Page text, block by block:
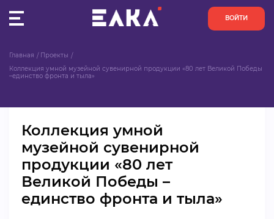
ВОЙТИ
ПУЛЬС
ОРГАНИЗАЦИИ
АКТИВИСТЫ
ПРОЕКТЫ
Главная
Проекты
Коллекция умной музейной сувенирной продукции «80 лет Великой Победы
–единство фронта и тыла»
Коллекция умной
музейной сувенирной
продукции «80 лет
Великой Победы –
единство фронта и тыла»